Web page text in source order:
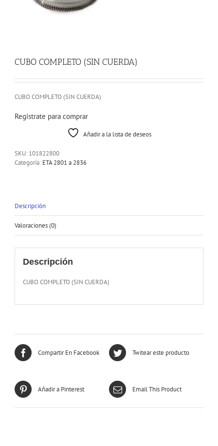
CUBO COMPLETO (SIN CUERDA)
CUBO COMPLETO (SIN CUERDA)
Registrate para comprar
Añadir a la lista de deseos
SKU: 101822800
Categoría: ETA 2801 a 2836
Descripción
Valoraciones (0)
Descripción
CUBO COMPLETO (SIN CUERDA)
Compartir En Facebook Twitear este producto
Añadir a Pinterest Email This Product